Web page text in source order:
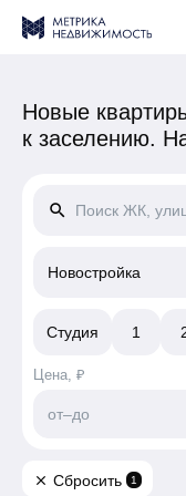
Новые
к заселению.
search
Новостройка
Студия 1
Цена, ₽
от–до
close Сбросить 1